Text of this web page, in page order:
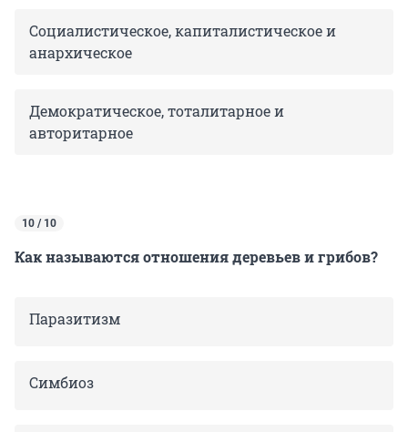
Социалистическое, капиталистическое и
анархическое
Демократическое, тоталитарное и
авторитарное
10 / 10
Как называются отношения деревьев и грибов?
Паразитизм
Симбиоз